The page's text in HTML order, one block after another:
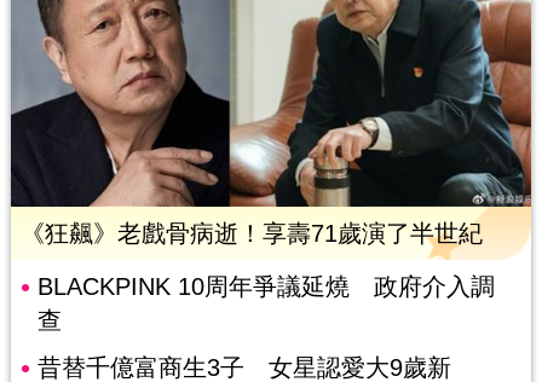
《狂飆》老戲骨病逝！享壽71歲演了半世紀
BLACKPINK 10周年爭議延燒 政府介入調
查
昔替千億富商生3子 女星認愛大9歲新